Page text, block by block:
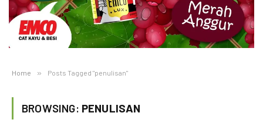
Home » Posts Tagged "penulisan"
BROWSING: PENULISAN